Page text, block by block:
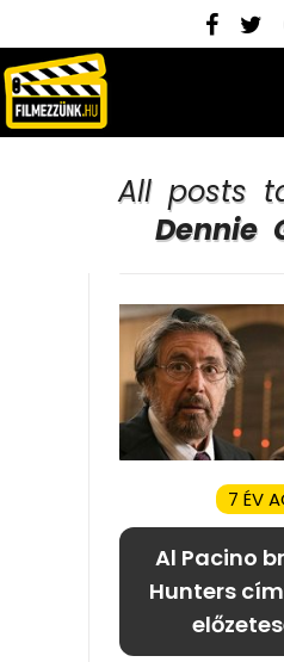
All posts
Dennie
7 ÉV
Al Pacino
Hunters